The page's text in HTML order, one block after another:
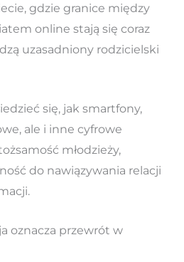
gdzie granice między
online stają się coraz
uzasadniony rodzicielski
się, jak smartfony,
ale i inne cyfrowe
młodzieży,
do nawiązywania relacji
oznacza przewrót w